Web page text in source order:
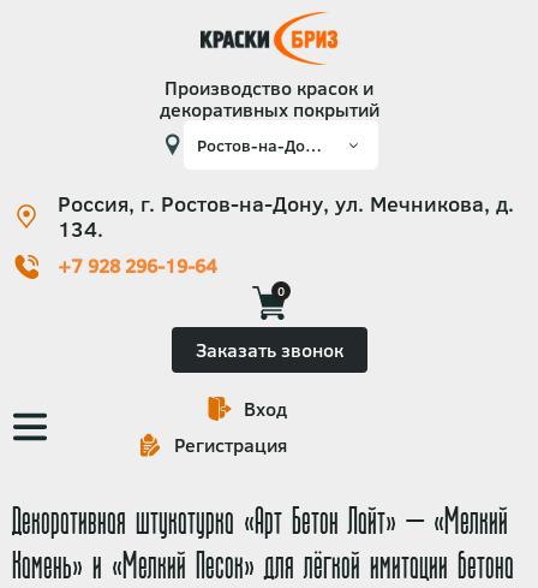
Производство красок и
декоративных покрытий
Россия, г. Ростов-на-Дону, ул. Мечникова, д.
134.
+7 928 296-19-64
0
Заказать звонок
Основная
навигация
Вход
Регистрация
Декоративная штукатурка «Арт Бетон Лайт» — «Мелкий
Камень» и «Мелкий Песок» для лёгкой имитации бетона